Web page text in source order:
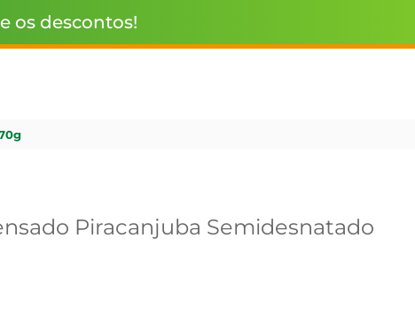
os descontos!
Piracanjuba Semidesnatado